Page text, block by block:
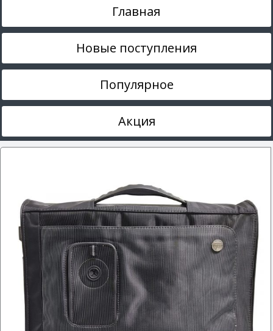
Главная
Новые поступления
Популярное
Акция